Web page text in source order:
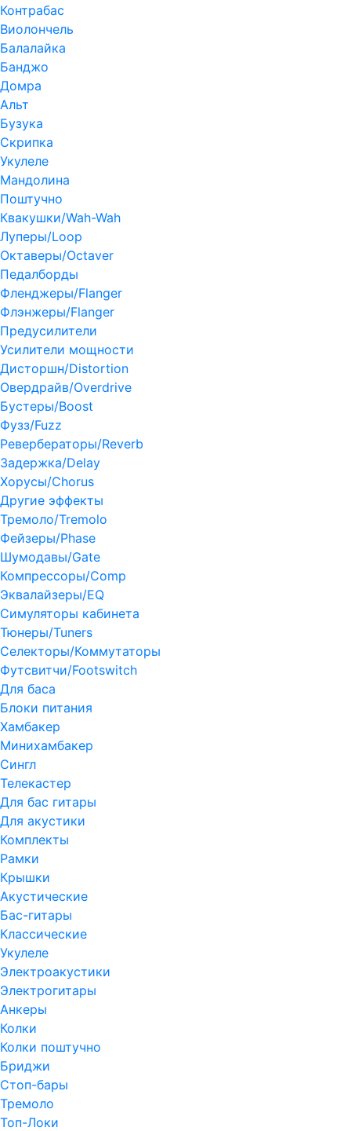
Контрабас
Виолончель
Балалайка
Банджо
Домра
Альт
Бузука
Скрипка
Укулеле
Мандолина
Поштучно
Квакушки/Wah-Wah
Луперы/Loop
Октаверы/Octaver
Педалборды
Фленджеры/Flanger
Флэнжеры/Flanger
Предусилители
Усилители мощности
Дисторшн/Distortion
Овердрайв/Overdrive
Бустеры/Boost
Фузз/Fuzz
Ревербераторы/Reverb
Задержка/Delay
Хорусы/Chorus
Другие эффекты
Тремоло/Tremolo
Фейзеры/Phase
Шумодавы/Gate
Компрессоры/Comp
Эквалайзеры/EQ
Симуляторы кабинета
Тюнеры/Tuners
Селекторы/Коммутаторы
Футсвитчи/Footswitch
Для баса
Блоки питания
Хамбакер
Минихамбакер
Сингл
Телекастер
Для бас гитары
Для акустики
Комплекты
Рамки
Крышки
Акустические
Бас-гитары
Классические
Укулеле
Электроакустики
Электрогитары
Анкеры
Колки
Колки поштучно
Бриджи
Стоп-бары
Тремоло
Топ-Локи